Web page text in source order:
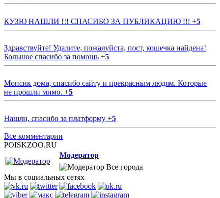
КУЗЮ НАШЛИ !!! СПАСИБО ЗА ПУБЛИКАЦИЮ !!! +5
Здравствуйте! Удалите, пожалуйста, пост, кошечка найдена!
Большое спасибо за помощь +5
Мопсик дома, спасибо сайту и прекрасным людям. Которые
не прошли мимо. +5
Нашли, спасибо за платформу +5
Все комментарии
POISKZOO.RU
Модератор
Все города
Мы в социальных сетях